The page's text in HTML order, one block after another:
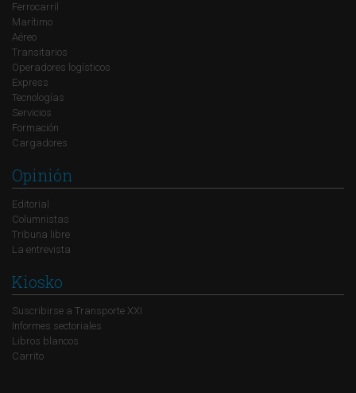
Ferrocarril
Marítimo
Aéreo
Transitarios
Operadores logísticos
Express
Tecnologías
Servicios
Formación
Cargadores
Opinión
Editorial
Columnistas
Tribuna libre
La entrevista
Kiosko
Suscribirse a Transporte XXI
Informes sectoriales
Libros blancos
Carrito